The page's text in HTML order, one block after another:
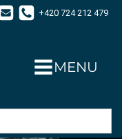
+420 724 212 479
MENU